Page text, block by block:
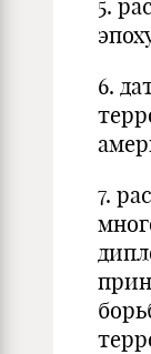
5.
6.
7.